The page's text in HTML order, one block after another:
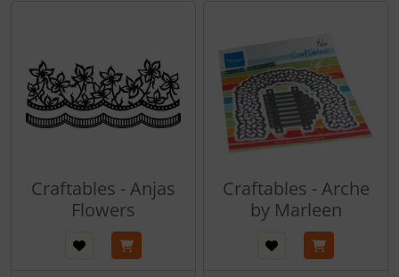
Craftables - Anjas
Flowers
Craftables - Arche
by Marleen